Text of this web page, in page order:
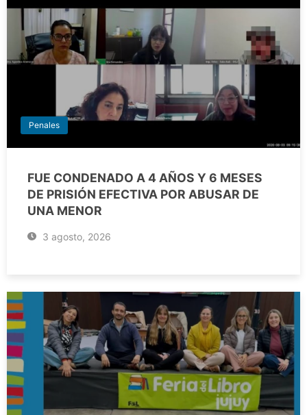
Penales
FUE CONDENADO A 4 AÑOS Y 6 MESES
DE PRISIÓN EFECTIVA POR ABUSAR DE
UNA MENOR
3 agosto, 2026